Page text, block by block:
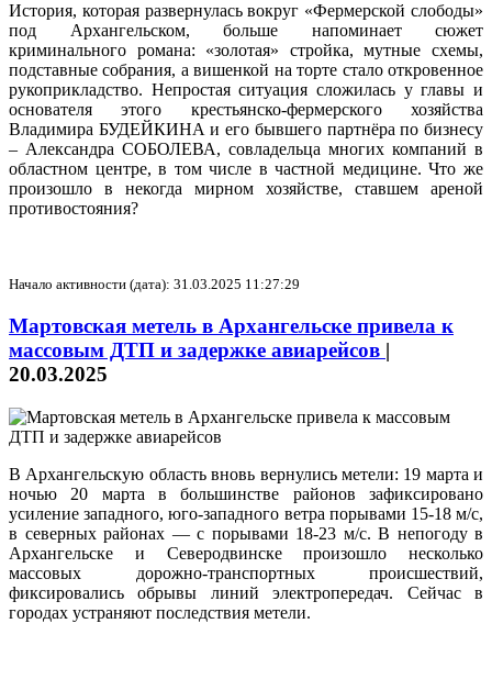
История, которая развернулась вокруг «Фермерской слободы»
под Архангельском, больше напоминает сюжет
криминального романа: «золотая» стройка, мутные схемы,
подставные собрания, а вишенкой на торте стало откровенное
рукоприкладство. Непростая ситуация сложилась у главы и
основателя этого крестьянско-фермерского хозяйства
Владимира БУДЕЙКИНА и его бывшего партнёра по бизнесу
– Александра СОБОЛЕВА, совладельца многих компаний в
областном центре, в том числе в частной медицине. Что же
произошло в некогда мирном хозяйстве, ставшем ареной
противостояния?
Начало активности (дата): 31.03.2025 11:27:29
Мартовская метель в Архангельске привела к
массовым ДТП и задержке авиарейсов |
20.03.2025
В Архангельскую область вновь вернулись метели: 19 марта и
ночью 20 марта в большинстве районов зафиксировано
усиление западного, юго-западного ветра порывами 15-18 м/с,
в северных районах — с порывами 18-23 м/с. В непогоду в
Архангельске и Северодвинске произошло несколько
массовых дорожно-транспортных происшествий,
фиксировались обрывы линий электропередач. Сейчас в
городах устраняют последствия метели.